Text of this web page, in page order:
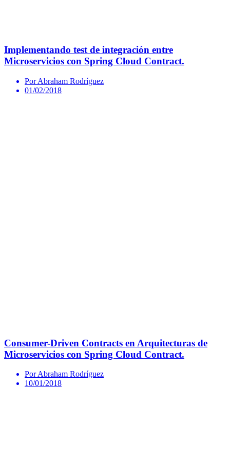
Implementando test de integración entre
Microservicios con Spring Cloud Contract.
Por Abraham Rodríguez
01/02/2018
Consumer-Driven Contracts en Arquitecturas de
Microservicios con Spring Cloud Contract.
Por Abraham Rodríguez
10/01/2018